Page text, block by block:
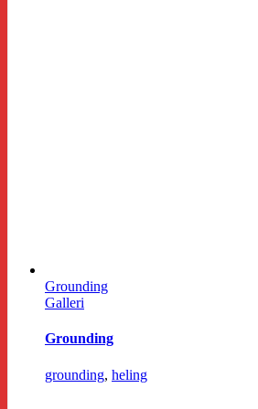
Grounding
Galleri
Grounding
grounding, heling